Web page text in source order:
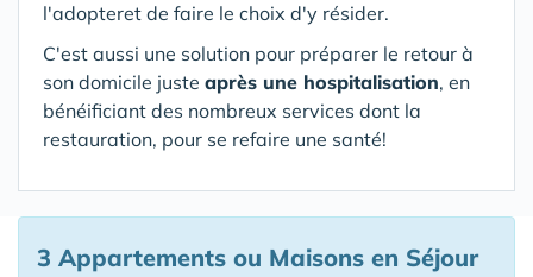
l'adopteret de faire le choix d'y résider.
C'est aussi une solution pour préparer le retour à
son domicile juste après une hospitalisation, en
bénéificiant des nombreux services dont la
restauration, pour se refaire une santé!
3 Appartements ou Maisons en Séjour